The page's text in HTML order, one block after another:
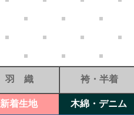
羽 織 袴・半着
新着生地
木綿・デニム